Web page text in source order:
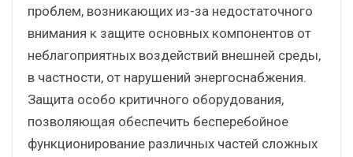
проблем, возникающих из-за недостаточного
внимания к защите основных компонентов от
неблагоприятных воздействий внешней среды,
в частности, от нарушений энергоснабжения.
Защита особо критичного оборудования,
позволяющая обеспечить бесперебойное
функционирование различных частей сложных